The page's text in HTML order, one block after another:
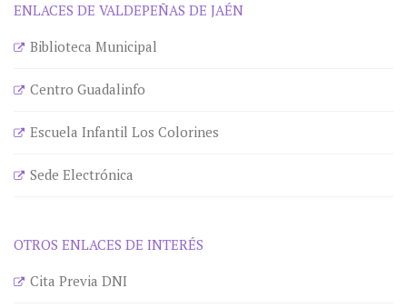
ENLACES DE VALDEPEÑAS DE JAÉN
Biblioteca Municipal
Centro Guadalinfo
Escuela Infantil Los Colorines
Sede Electrónica
OTROS ENLACES DE INTERÉS
Cita Previa DNI